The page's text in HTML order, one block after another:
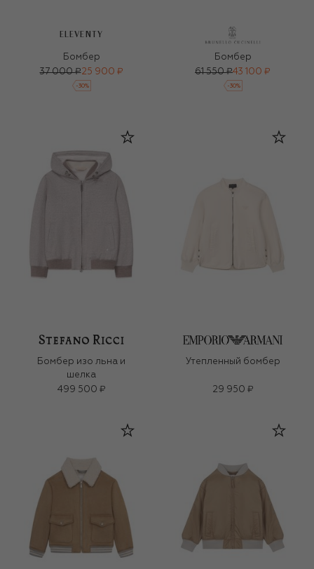
ELEVENTY
Бомбер
37 000 ₽25 900 ₽
-30%
Бомбер
61 550 ₽43 100 ₽
-30%
Бомбер изо льна и
шелка
499 500 ₽
Утепленный бомбер
29 950 ₽